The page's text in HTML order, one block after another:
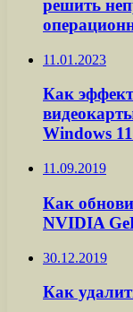
решить
11.01.2023
Как
Windows
11.09.2019
Как
NVIDIA
30.12.2019
Как